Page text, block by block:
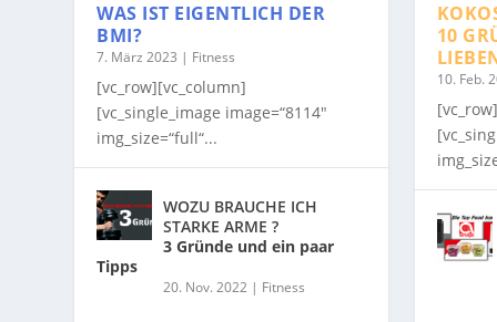
WAS IST EIGENTLICH DER
BMI?
7. März 2023 | Fitness
[vc_row][vc_column]
[vc_single_image image=“8114″
img_size=“full“...
WOZU BRAUCHE ICH
STARKE ARME ?
3 Gründe und ein paar
Tipps
20. Nov. 2022 | Fitness
10
10. Feb.